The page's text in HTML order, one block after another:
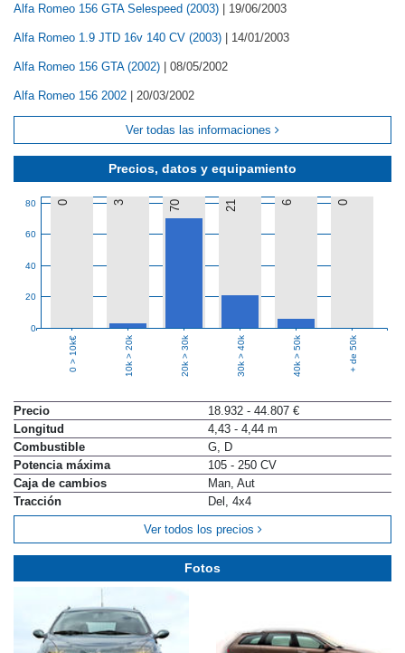
Precios, datos y equipamiento
0
20
40
60
80 0 3 70 21 6 0
0 > 10k€ 10k > 20k 20k > 30k 30k > 40k 40k > 50k + de 50k
Precio
18.932 - 44.807 €
Longitud
4,43 - 4,44 m
Combustible
G, D
Potencia máxima
105 - 250 CV
Caja de cambios
Man, Aut
Tracción
Del, 4x4
Ver todos los precios
Alfa Romeo 156 GTA Selespeed (2003) 19/06/2003
Alfa Romeo 1.9 JTD 16v 140 CV (2003) 14/01/2003
Alfa Romeo 156 GTA (2002) 08/05/2002
Alfa Romeo 156 2002 20/03/2002
Ver todas las informaciones
Fotos